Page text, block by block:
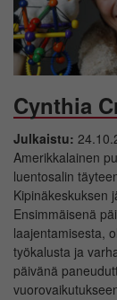
Cynthia
Julkaistu:
Amerikkalainen
luentosalin
Kipinäkeskuksen
Ensimmäisenä
laajentamisesta,
työkalusta ja
päivänä